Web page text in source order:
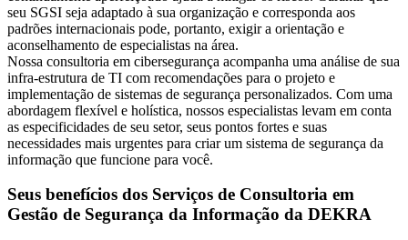
seu SGSI seja adaptado à sua organização e corresponda aos
padrões internacionais pode, portanto, exigir a orientação e
aconselhamento de especialistas na área.
Nossa consultoria em cibersegurança acompanha uma análise de sua
infra-estrutura de TI com recomendações para o projeto e
implementação de sistemas de segurança personalizados. Com uma
abordagem flexível e holística, nossos especialistas levam em conta
as especificidades de seu setor, seus pontos fortes e suas
necessidades mais urgentes para criar um sistema de segurança da
informação que funcione para você.
Seus benefícios dos Serviços de Consultoria em
Gestão de Segurança da Informação da DEKRA